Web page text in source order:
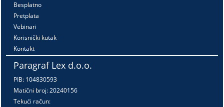
Besplatno
Pretplata
Vebinari
Korisnički kutak
Kontakt
Paragraf Lex d.o.o.
PIB: 104830593
Matični broj: 20240156
Tekući račun: